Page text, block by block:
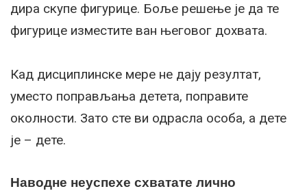
дира скупе фигурице. Боље решење је да те
фигурице изместите ван његовог дохвата.
Кад дисциплинске мере не дају резултат,
уместо поправљања детета, поправите
околности. Зато сте ви одрасла особа, а дете
је – дете.
Наводне неуспехе схватате лично